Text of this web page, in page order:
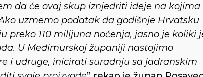
da će ovaj skup iznjedriti ideje na kojima
uzmemo podatak da godišnje Hrvatsku
preko 110 milijuna noćenja, jasno je koliki
U Međimurskoj županiji nastojimo
i udruge, inicirati suradnju sa jadranskim